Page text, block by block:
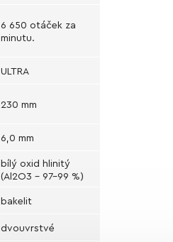
6 650 otáček za
minutu.
ULTRA
230 mm
6,0 mm
bílý oxid hlinitý
(Al2O3 - 97-99 %)
bakelit
dvouvrstvé